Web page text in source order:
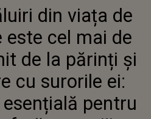
FAMILIE! CARE ESTE CEL MAI
PREȚ SFAT PRIMIT DE LA
ȘI CE RELAȚIE ARE CU
EI: „FAMILIA ESTE
PENTRU MINE ȘI
ÎMI OFERĂ UN SPRIJIN
din viața de
este cel mai de
de la părinți și
cu surorile ei:
esențială pentru